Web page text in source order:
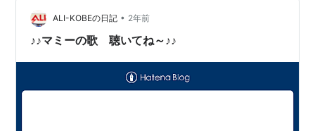
ALI-KOBEの日記 • 2年前
♪♪マミーの歌 聴いてね～♪♪